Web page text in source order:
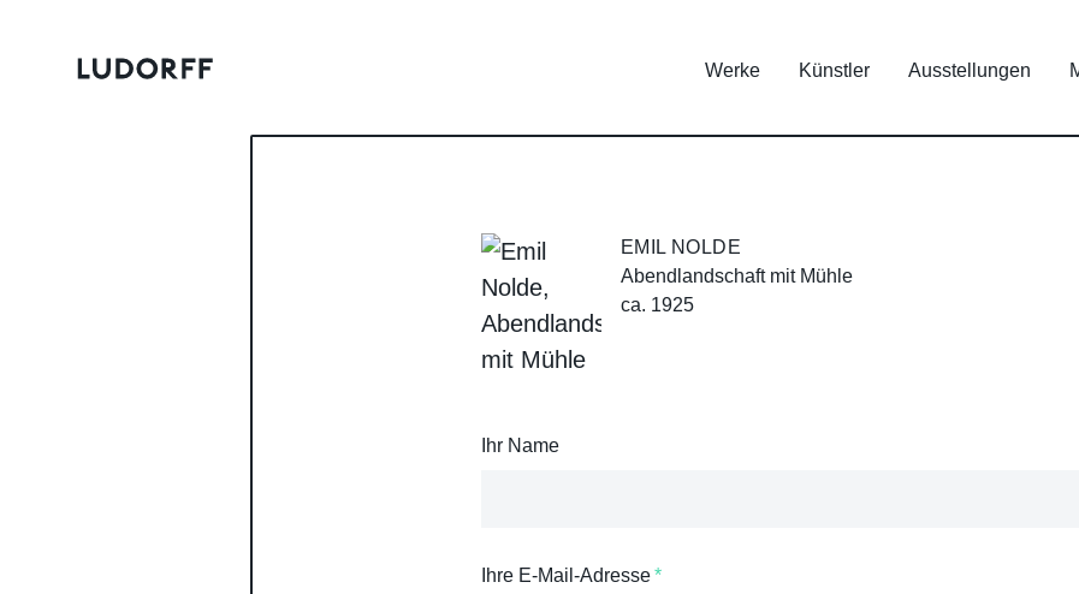
Werke Künstler Ausstellungen
EMIL NOLDE
Abendlandschaft mit Mühle
ca. 1925
Ihr Name
Ihre E-Mail-Adresse*